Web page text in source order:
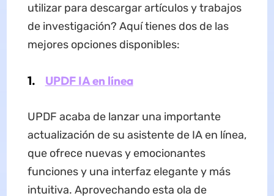
utilizar para descargar artículos y trabajos
de investigación? Aquí tienes dos de las
mejores opciones disponibles:
1. UPDF IA en línea
UPDF acaba de lanzar una importante
actualización de su asistente de IA en línea,
que ofrece nuevas y emocionantes
funciones y una interfaz elegante y más
intuitiva. Aprovechando esta ola de